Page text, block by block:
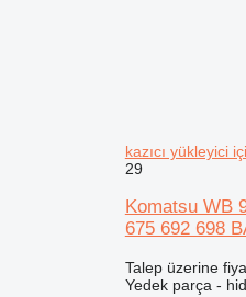
kazıcı yükleyici
29
Komatsu WB
675 692 698
Talep üzerine
Yedek parça -